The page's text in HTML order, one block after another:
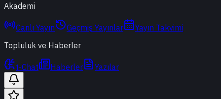
Akademi
Canlı Yayın Geçmiş Yayınlar
Yayın Takvimi
Topluluk ve Haberler
t-Chat Haberler Yazılar